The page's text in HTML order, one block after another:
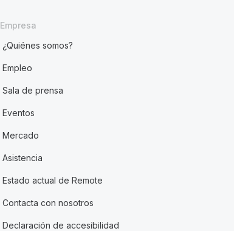
Empresa
¿Quiénes somos?
Empleo
Sala de prensa
Eventos
Mercado
Asistencia
Estado actual de Remote
Contacta con nosotros
Declaración de accesibilidad